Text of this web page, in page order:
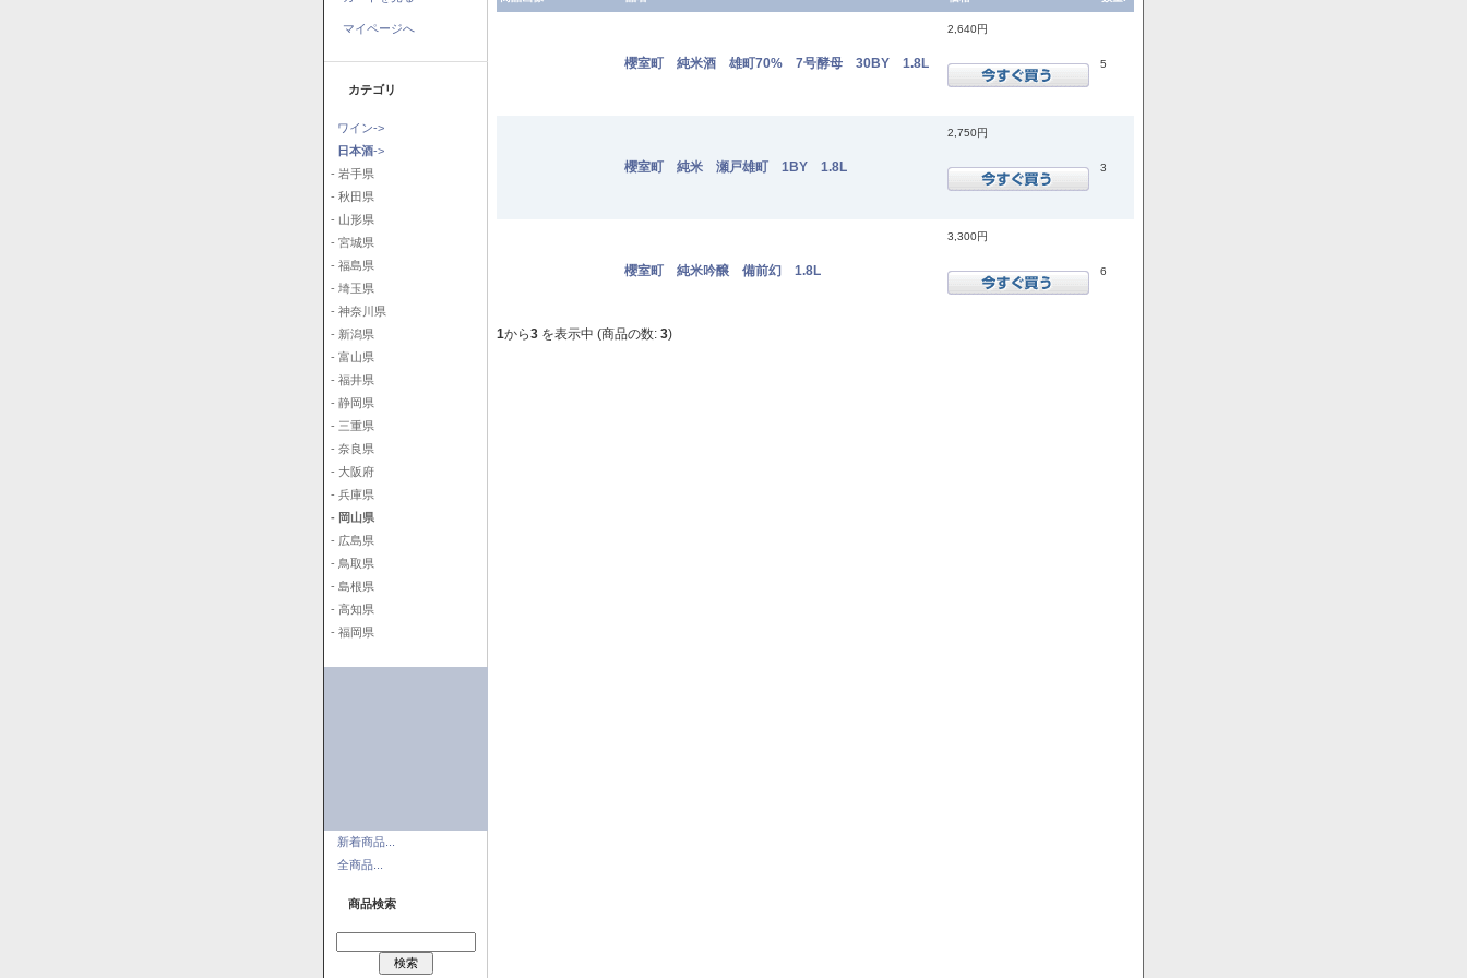
マイページへ
カテゴリ
ワイン->
日本酒->
- 岩手県
- 秋田県
- 山形県
- 宮城県
- 福島県
- 埼玉県
- 神奈川県
- 新潟県
- 富山県
- 福井県
- 静岡県
- 三重県
- 奈良県
- 大阪府
- 兵庫県
- 岡山県
- 広島県
- 鳥取県
- 島根県
- 高知県
- 福岡県
新着商品...
全商品...
商品検索
櫻室町 純米酒 雄町70% 7号酵母 30BY 1.8L
2,640円
5
櫻室町 純米 瀬戸雄町 1BY 1.8L
2,750円
3
櫻室町 純米吟醸 備前幻 1.8L
3,300円
6
1から3 を表示中 (商品の数: 3)